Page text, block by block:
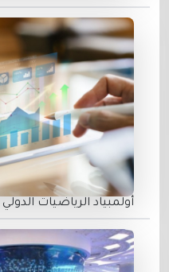
أولمبياد الرياضيات الدولي